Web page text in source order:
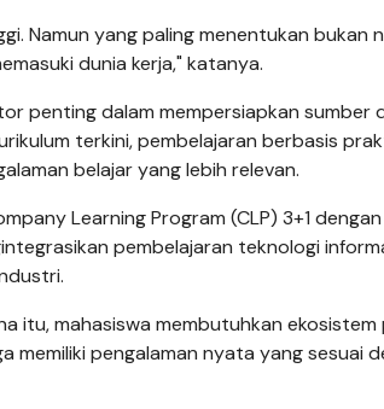
Namun yang paling menentukan bukan
dunia kerja," katanya.
penting dalam mempersiapkan sumber
terkini, pembelajaran berbasis
belajar yang lebih relevan.
Learning Program (CLP) 3+1
pembelajaran teknologi
itu, mahasiswa membutuhkan ekosistem
memiliki pengalaman nyata yang sesuai